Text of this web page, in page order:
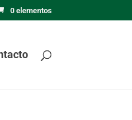
0 elementos